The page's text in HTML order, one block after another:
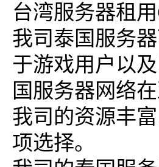
台湾服务器租
我司泰国服务
于游戏用户以
国服务器网络
我司的资源丰
项选择。